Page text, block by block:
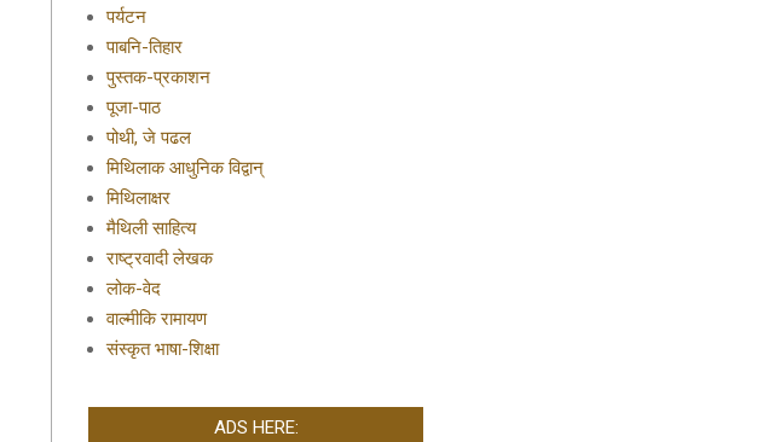
पर्यटन
पाबनि-तिहार
पुस्तक-प्रकाशन
पूजा-पाठ
पोथी, जे पढल
मिथिलाक आधुनिक विद्वान्
मिथिलाक्षर
मैथिली साहित्य
राष्ट्रवादी लेखक
लोक-वेद
वाल्मीकि रामायण
संस्कृत भाषा-शिक्षा
ADS HERE: